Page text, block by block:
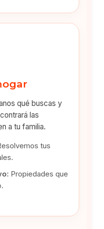
qué buscas y
las
a tu familia.
tus
Propiedades que